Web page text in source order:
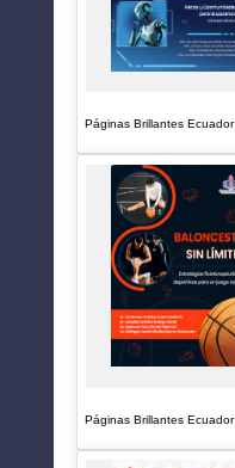
Páginas Brillantes Ecuador
Páginas Brillantes Ecuador